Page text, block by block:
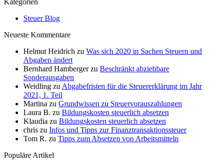
Kategorien
Steuer Blog
Neueste Kommentare
Helmut Heidrich zu Was sich 2020 in Sachen Steuern und
Abgaben ändert
Bernhard Hambergerzu Beschränkt abziehbare
Sonderausgaben
Weidling zu Abgabefristen für die Steuererklärung im Jahr
2021, 1. Teil
Martina zu Grundwissen zu Steuervorauszahlungen
Laura B. zu Bildungskosten steuerlich absetzen
Klaudia zu Bildungskosten steuerlich absetzen
chris zu Infos und Tipps zur Finanztransaktionssteuer
Tom R. zu Tipps zum Absetzen von Arbeitsmitteln
Populäre Artikel